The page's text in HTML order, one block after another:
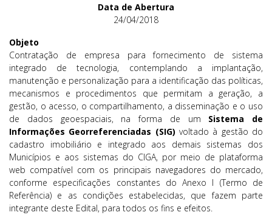
Data de Abertura
24/04/2018
Objeto
Contratação de empresa para fornecimento de sistema
integrado de tecnologia, contemplando a implantação,
manutenção e personalização para a identificação das políticas,
mecanismos e procedimentos que permitam a geração, a
gestão, o acesso, o compartilhamento, a disseminação e o uso
de dados geoespaciais, na forma de um Sistema de
Informações Georreferenciadas (SIG) voltado à gestão do
cadastro imobiliário e integrado aos demais sistemas dos
Municípios e aos sistemas do CIGA, por meio de plataforma
web compatível com os principais navegadores do mercado,
conforme especificações constantes do Anexo I (Termo de
Referência) e as condições estabelecidas, que fazem parte
integrante deste Edital, para todos os fins e efeitos.